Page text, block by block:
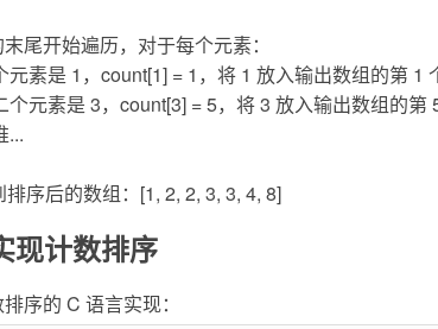
尾开始遍历，对于每个元素：
元素是 1，count[1] = 1，将 1 放入输出数组的第 1
个元素是 3，count[3] = 5，将 3 放入输出数组的第
...
序后的数组：[1, 2, 2, 3, 3, 4, 8]
现计数排序
序的 C 语言实现：